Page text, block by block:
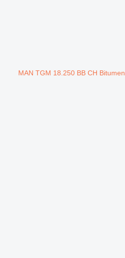
جديد شاحنة تزفيت الطرق MAN TGM 18.250 BB CH Bitumen